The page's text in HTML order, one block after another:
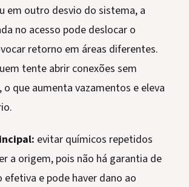
em outro desvio do sistema, a
no acesso pode deslocar o
retorno em áreas diferentes.
tente abrir conexões sem
que aumenta vazamentos e eleva
evitar químicos repetidos
a origem, pois não há garantia de
efetiva e pode haver dano ao